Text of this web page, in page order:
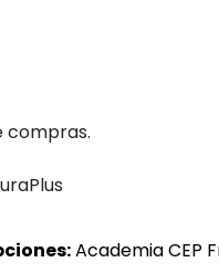
compras.
Academia CEP